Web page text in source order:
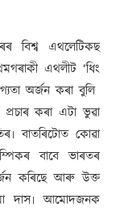
বিশ্ব এথলেটিকছ
এথলীট ‘ধিং
অৰ্জন কৰা বুলি
কৰা এটা ভুৱা
বাতৰিটোত কোৱা
বাবে ভাৰতৰ
কৰিছে আৰু উক্ত
দাস৷ আমোদজনক